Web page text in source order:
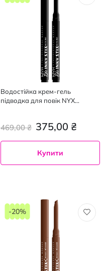
Водостійка крем-гель
підводка для повік NYX
375,00 ₴
469,00 ₴
Купити
-20%